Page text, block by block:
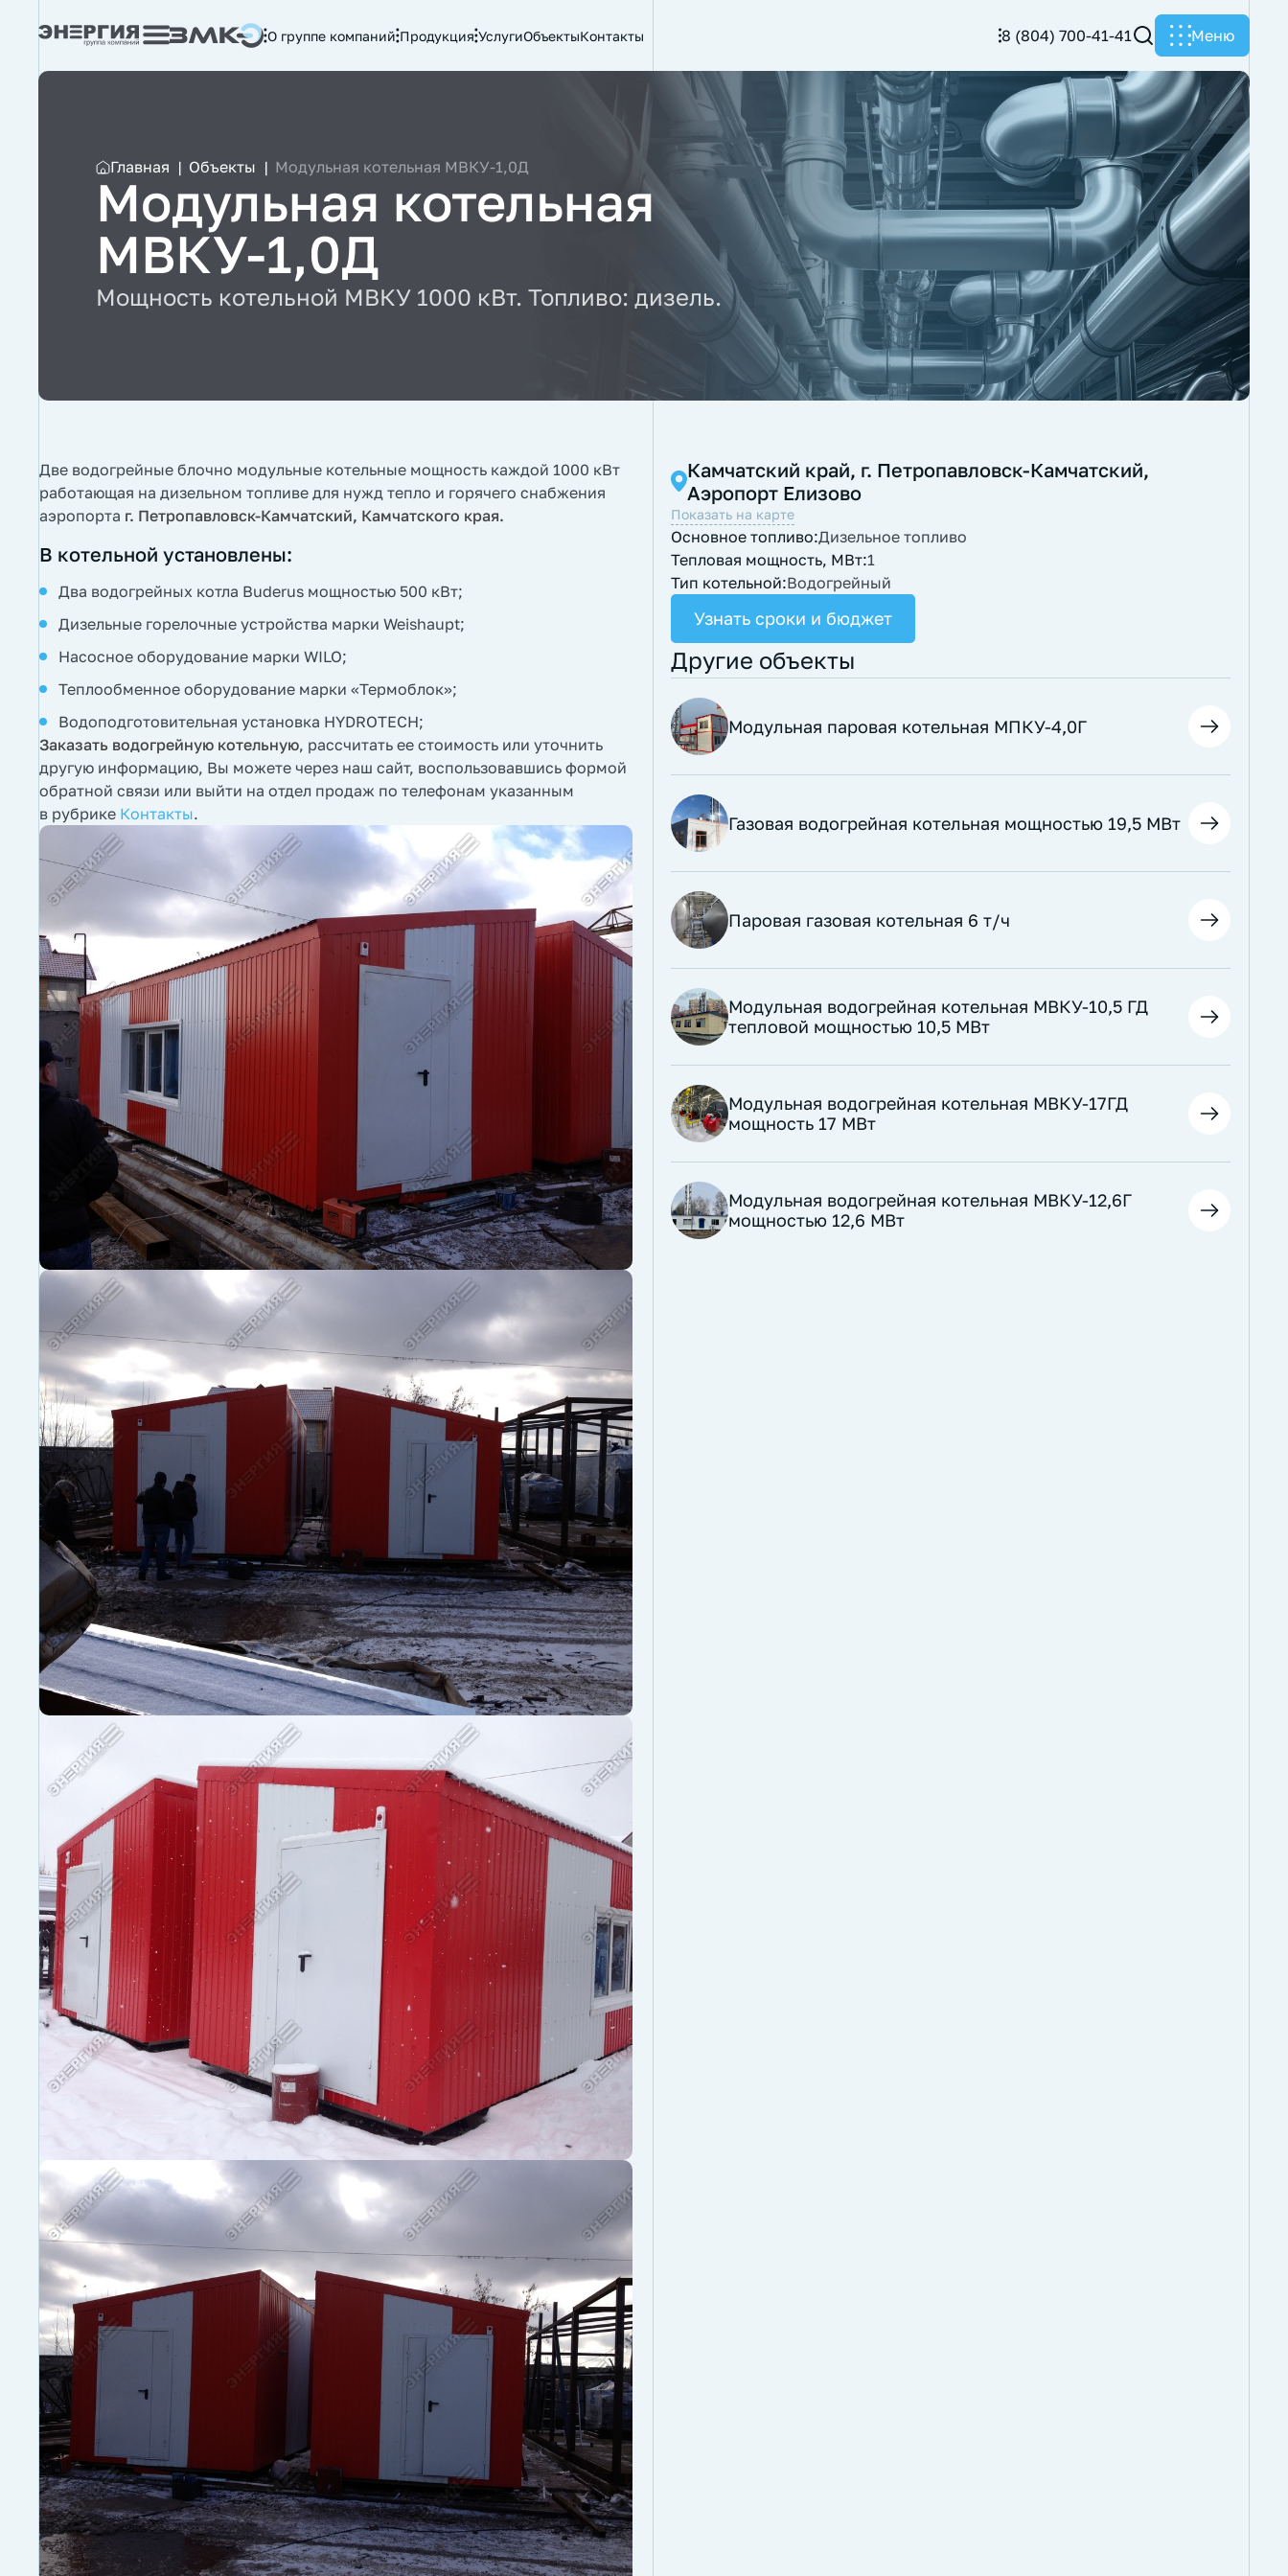
О группе компаний Продукция УслугиОбъектыКонтакты 8 (804) 700-41-41 Меню
Главная | Объекты | Модульная котельная МВКУ-1,0Д
Модульная котельная
МВКУ-1,0Д
Мощность котельной МВКУ 1000 кВт. Топливо: дизель.
Две водогрейные блочно модульные котельные мощность каждой 1000 кВт
работающая на дизельном топливе для нужд тепло и горячего снабжения
аэропорта г. Петропавловск-Камчатский, Камчатского края.
В котельной установлены:
Два водогрейных котла Buderus мощностью 500 кВт;
Дизельные горелочные устройства марки Weishaupt;
Насосное оборудование марки WILO;
Теплообменное оборудование марки «Термоблок»;
Водоподготовительная установка HYDROTECH;
Заказать водогрейную котельную, рассчитать ее стоимость или уточнить
другую информацию, Вы можете через наш сайт, воспользовавшись формой
обратной связи или выйти на отдел продаж по телефонам указанным
в рубрике Контакты.
Камчатский край, г. Петропавловск-Камчатский,
Аэропорт Елизово
Показать на карте
Основное топливо:Дизельное топливо
Тепловая мощность, МВт:1
Тип котельной:Водогрейный
Узнать сроки и бюджет
Другие объекты
Модульная паровая котельная МПКУ-4,0Г
Газовая водогрейная котельная мощностью 19,5 МВт
Паровая газовая котельная 6 т/ч
Модульная водогрейная котельная МВКУ-10,5 ГД
тепловой мощностью 10,5 МВт
​Модульная водогрейная котельная МВКУ-17ГД
мощность 17 МВт
​Модульная водогрейная котельная МВКУ-12,6Г
мощностью 12,6 МВт